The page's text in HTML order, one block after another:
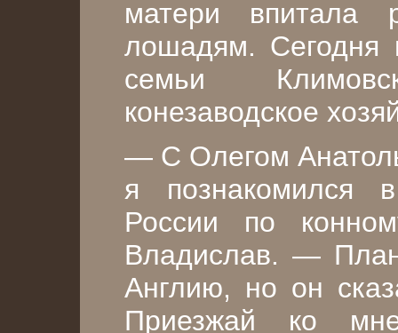
матери впитала
лошадям. Сегодня
семьи
конезаводское
— С Олегом
я познакомился
России по
Владислав. —
Англию, но он
Приезжай ко